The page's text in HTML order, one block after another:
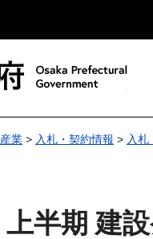
業 > 入札・契約情報 > 入
半期 建